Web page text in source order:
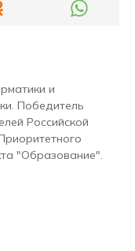
и
Победитель
Российской
"Образование".